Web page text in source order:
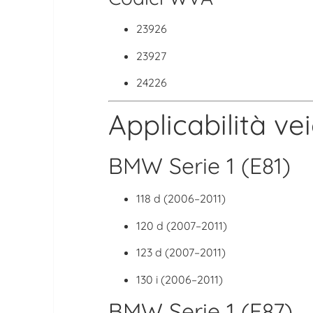
23926
23927
24226
Applicabilità
BMW Serie 1 (E81)
118 d (2006–2011)
120 d (2007–2011)
123 d (2007–2011)
130 i (2006–2011)